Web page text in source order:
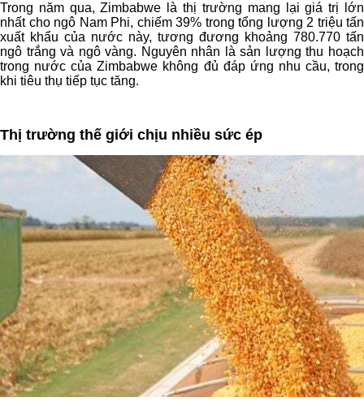
Trong năm qua, Zimbabwe là thị trường mang lại giá trị lớn
nhất cho ngô Nam Phi, chiếm 39% trong tổng lượng 2 triệu tấn
xuất khẩu của nước này, tương đương khoảng 780.770 tấn
ngô trắng và ngô vàng. Nguyên nhân là sản lượng thu hoạch
trong nước của Zimbabwe không đủ đáp ứng nhu cầu, trong
khi tiêu thụ tiếp tục tăng.
Thị trường thế giới chịu nhiều sức ép